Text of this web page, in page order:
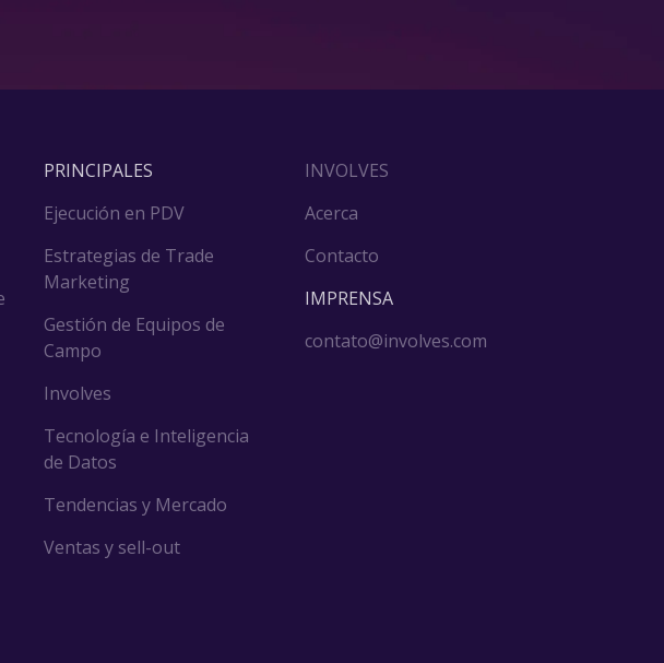
PRINCIPALES
Ejecución en PDV
Estrategias de Trade
Marketing
Gestión de Equipos de
Campo
Involves
Tecnología e Inteligencia
de Datos
Tendencias y Mercado
Ventas y sell-out
INVOLVES
Acerca
Contacto
IMPRENSA
contato@involves.com